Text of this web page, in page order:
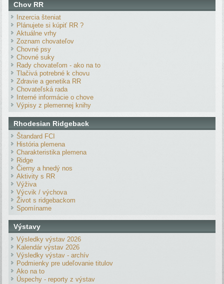
Chov RR
Inzercia šteniat
Plánujete si kúpiť RR ?
Aktuálne vrhy
Zoznam chovateľov
Chovné psy
Chovné suky
Rady chovateľom - ako na to
Tlačivá potrebné k chovu
Zdravie a genetika RR
Chovateľská rada
Interné informácie o chove
Výpisy z plemennej knihy
Rhodesian Ridgeback
Štandard FCI
História plemena
Charakteristika plemena
Ridge
Čierny a hnedý nos
Aktivity s RR
Výživa
Výcvik / výchova
Život s ridgebackom
Spomíname
Výstavy
Výsledky výstav 2026
Kalendár výstav 2026
Výsledky výstav - archív
Podmienky pre udeľovanie titulov
Ako na to
Úspechy - reporty z výstav